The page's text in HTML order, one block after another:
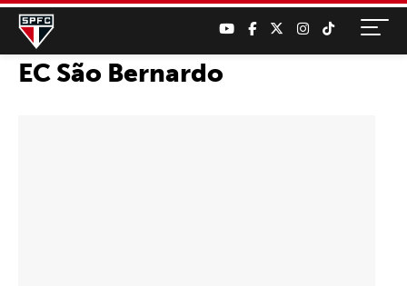
EC São Bernardo